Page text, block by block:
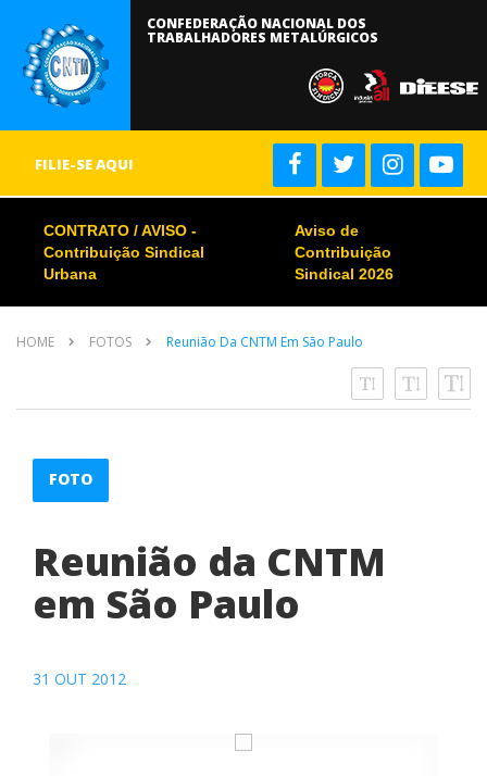
CONFEDERAÇÃO NACIONAL DOS
TRABALHADORES METALÚRGICOS
FILIE-SE AQUI
CONTRATO / AVISO -
Contribuição Sindical
Urbana
Aviso de
Contribuição
Sindical 2026
HOME FOTOS Reunião Da CNTM Em São Paulo
FOTO
Reunião da CNTM
em São Paulo
31 OUT 2012